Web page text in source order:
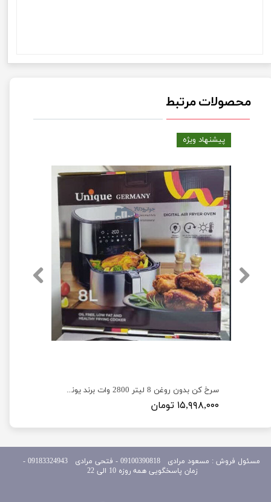
محصولات مرتبط
سرخ کن بدون روغن 8 لیتر 2800 وات برند یونیک مدل Unique
۱۵,۹۹۸,۰۰۰ تومان
پیشنهاد ویژه
مسئول
فروش : مسعود مرادی 09100390818​​​​​​​ ​​​​​​​- فتحی مرادی 09183324943 -
زمان پاسخگویی همه روزه 10 الی 22